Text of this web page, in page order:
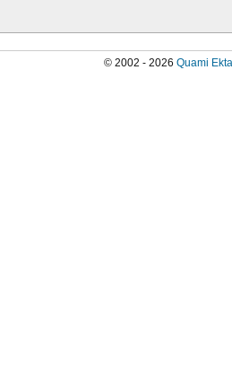
© 2002 - 2026 Quami